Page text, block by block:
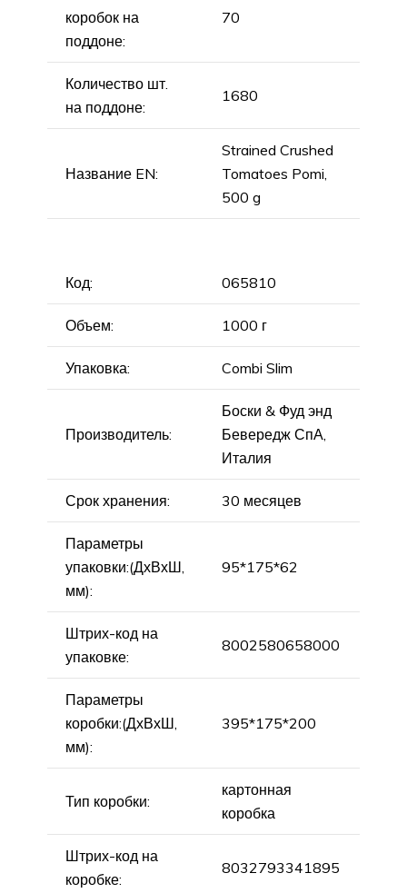
коробок на
поддоне:
70
Количество шт.
на поддоне:
1680
Название EN:
Strained Crushed
Tomatoes Pomi,
500 g
Код: 065810
Объем: 1000 г
Упаковка: Combi Slim
Производитель:
Боски & Фуд энд
Бевередж СпА,
Италия
Срок хранения: 30 месяцев
Параметры
упаковки:(ДхВхШ,
мм):
95*175*62
Штрих-код на
упаковке:
8002580658000
Параметры
коробки:(ДхВхШ,
мм):
395*175*200
Тип коробки:
картонная
коробка
Штрих-код на
коробке:
8032793341895